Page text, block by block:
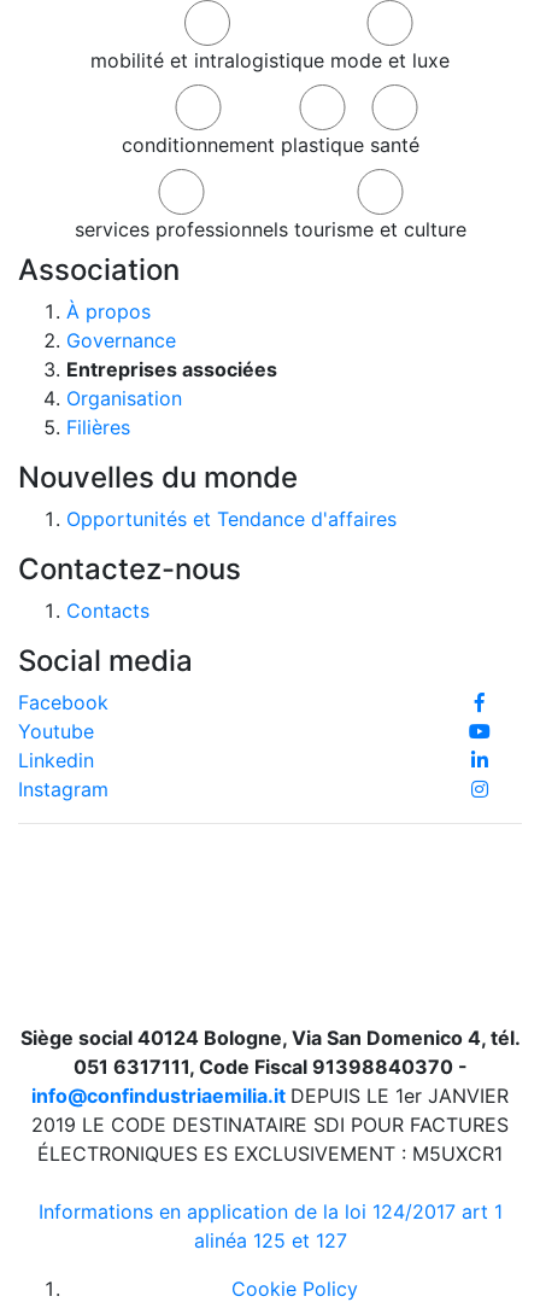
mobilité et intralogistique mode et luxe
conditionnement plastique santé
services professionnels tourisme et culture
Association
À propos
Governance
Entreprises associées
Organisation
Filières
Nouvelles du monde
Opportunités et Tendance d'affaires
Contactez-nous
Contacts
Social media
Facebook
Youtube
Linkedin
Instagram
Siège social 40124 Bologne, Via San Domenico 4, tél.
051 6317111, Code Fiscal 91398840370 -
info@confindustriaemilia.it DEPUIS LE 1er JANVIER
2019 LE CODE DESTINATAIRE SDI POUR FACTURES
ÉLECTRONIQUES ES EXCLUSIVEMENT : M5UXCR1
Informations en application de la loi 124/2017 art 1
alinéa 125 et 127
Cookie Policy